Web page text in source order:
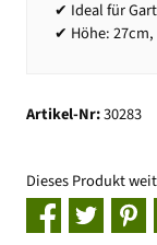
✔ Ideal für
✔ Höhe:
Artikel-Nr:30283
Dieses Produkt